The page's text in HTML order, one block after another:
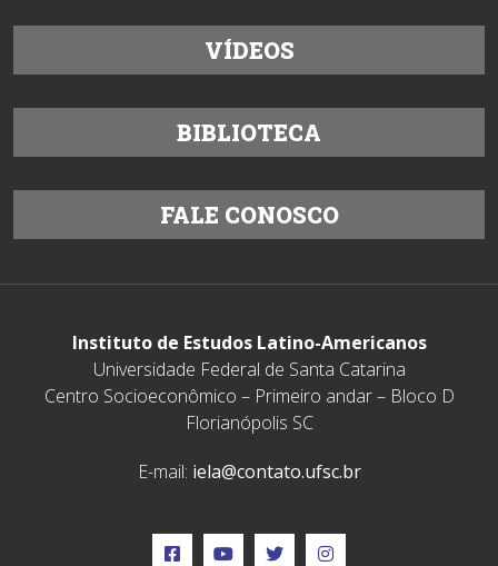
VÍDEOS
BIBLIOTECA
FALE CONOSCO
Instituto de Estudos Latino-Americanos
Universidade Federal de Santa Catarina
Centro Socioeconômico – Primeiro andar – Bloco D
Florianópolis SC
E-mail: iela@contato.ufsc.br